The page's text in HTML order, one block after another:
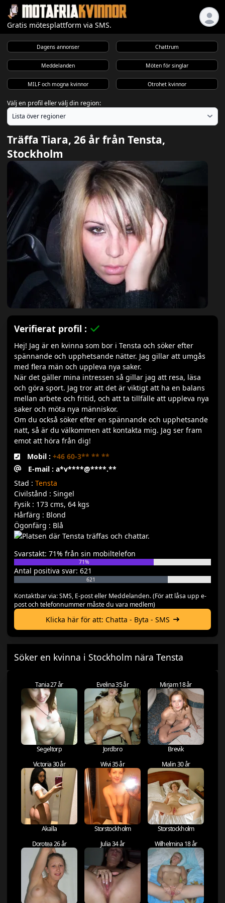
Gratis mötesplattform via SMS.
Dagens annonser Chattrum
Meddelanden Möten för singlar
MILF och mogna kvinnor Otrohet kvinnor
Välj en profil eller välj din region:
Träffa Tiara, 26 år från Tensta,
Stockholm
Verifierat profil :
Hej! Jag är en kvinna som bor i Tensta och söker efter
spännande och upphetsande nätter. Jag gillar att umgås
med flera män och uppleva nya saker.
När det gäller mina intressen så gillar jag att resa, läsa
och göra sport. Jag tror att det är viktigt att ha en balans
mellan arbete och fritid, och att ta tillfälle att uppleva nya
saker och möta nya människor.
Om du också söker efter en spännande och upphetsande
natt, så är du välkommen att kontakta mig. Jag ser fram
emot att höra från dig!
Mobil : +46 60-3** ** **
E-mail : a*v****@****.**
Stad : Tensta
Civilstånd : Singel
Fysik : 173 cms, 64 kgs
Hårfärg : Blond
Ögonfärg : Blå
Svarstakt: 71% från sin mobiltelefon
71%
Antal positiva svar: 621
621
Kontaktbar via: SMS, E-post eller Meddelanden. (För att låsa upp e-
post och telefonnummer måste du vara medlem)
Klicka här för att: Chatta - Byta - SMS
Söker en kvinna i Stockholm nära Tensta
Tania 27 år
Segeltorp
Evelina 35 år
Jordbro
Mirjam 18 år
Brevik
Victoria 30 år
Akalla
Wivi 35 år
Storstockholm
Malin 30 år
Storstockholm
Dorotea 26 år
Julia 34 år Wilhelmina 18 år